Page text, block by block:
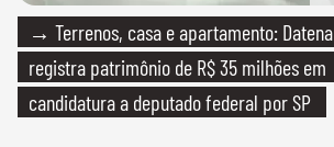
→ Terrenos, casa e apartamento: Datena
registra patrimônio de R$ 35 milhões em
candidatura a deputado federal por SP